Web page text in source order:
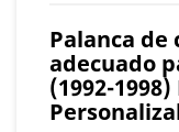
Palanca de
adecuado
(1992-